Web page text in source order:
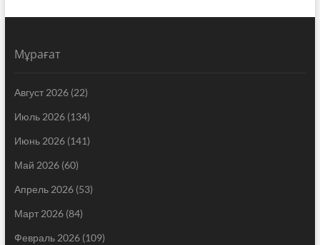
Мұрағат
Август 2026(22)
Июль 2026(134)
Июнь 2026(141)
Май 2026(60)
Апрель 2026(53)
Март 2026(84)
Февраль 2026(109)